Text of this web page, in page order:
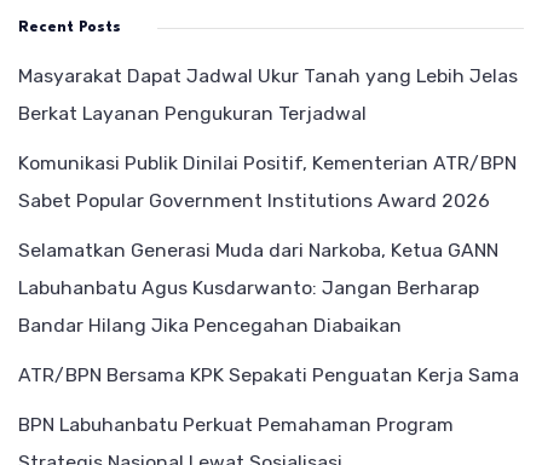
Recent Posts
Masyarakat Dapat Jadwal Ukur Tanah yang Lebih Jelas
Berkat Layanan Pengukuran Terjadwal
Komunikasi Publik Dinilai Positif, Kementerian ATR/BPN
Sabet Popular Government Institutions Award 2026
Selamatkan Generasi Muda dari Narkoba, Ketua GANN
Labuhanbatu Agus Kusdarwanto: Jangan Berharap
Bandar Hilang Jika Pencegahan Diabaikan
ATR/BPN Bersama KPK Sepakati Penguatan Kerja Sama
BPN Labuhanbatu Perkuat Pemahaman Program